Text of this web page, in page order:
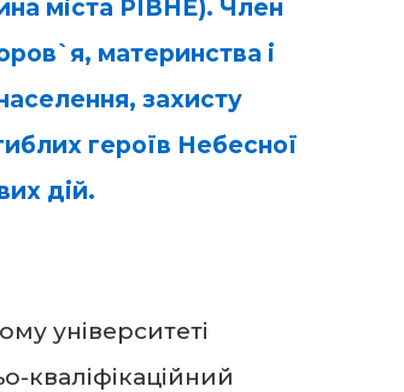
міста РІВНЕ). Член
материнства і
захисту
героїв Небесної
дій.
університеті
кваліфікаційний